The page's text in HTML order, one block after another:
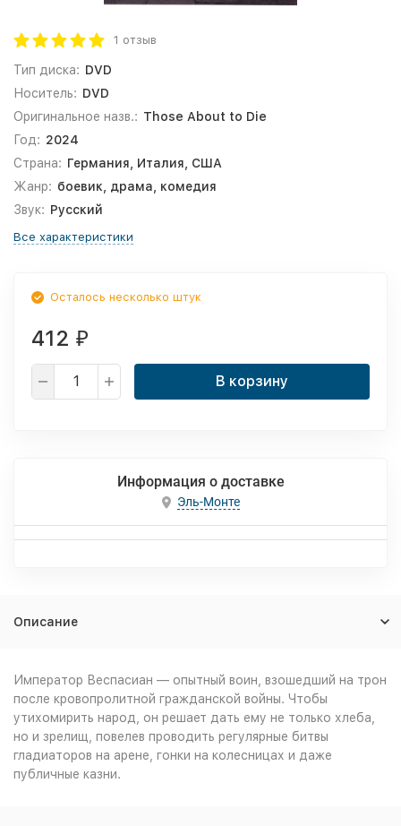
1 отзыв
Тип диска: DVD
Носитель: DVD
Оригинальное назв.: Those About to Die
Год: 2024
Страна: Германия, Италия, США
Жанр: боевик, драма, комедия
Звук: Русский
Все характеристики
Осталось несколько штук
412 ₽
В корзину
Информация о доставке
Эль-Монте
Описание
Император Веспасиан — опытный воин, взошедший на трон
после кровопролитной гражданской войны. Чтобы
утихомирить народ, он решает дать ему не только хлеба,
но и зрелищ, повелев проводить регулярные битвы
гладиаторов на арене, гонки на колесницах и даже
публичные казни.